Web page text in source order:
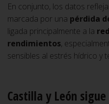
En conjunto, los datos
marcada por una pérdida
ligada principalmente a la
rendimientos,
sensibles al estrés hídrico y
Castilla y León